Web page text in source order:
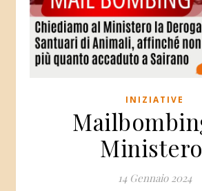
INIZIATIVE
14 Gennaio 2024